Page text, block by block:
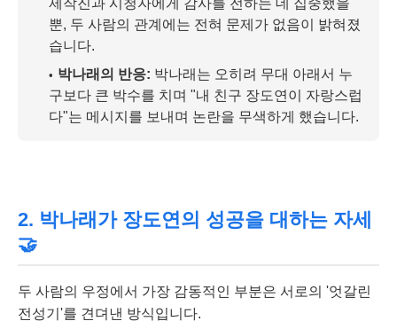
제작진과 시청자에게 감사를 전하는 데 집중했을
뿐, 두 사람의 관계에는 전혀 문제가 없음이 밝혀졌
습니다.
박나래의 반응: 박나래는 오히려 무대 아래서 누
구보다 큰 박수를 치며 "내 친구 장도연이 자랑스럽
다"는 메시지를 보내며 논란을 무색하게 했습니다.
2. 박나래가 장도연의 성공을 대하는 자세
🤝
두 사람의 우정에서 가장 감동적인 부분은 서로의 '엇갈린
전성기'를 견뎌낸 방식입니다.